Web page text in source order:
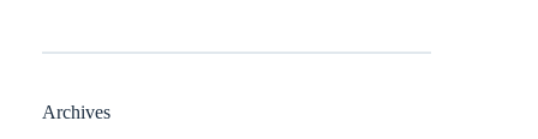
Archives